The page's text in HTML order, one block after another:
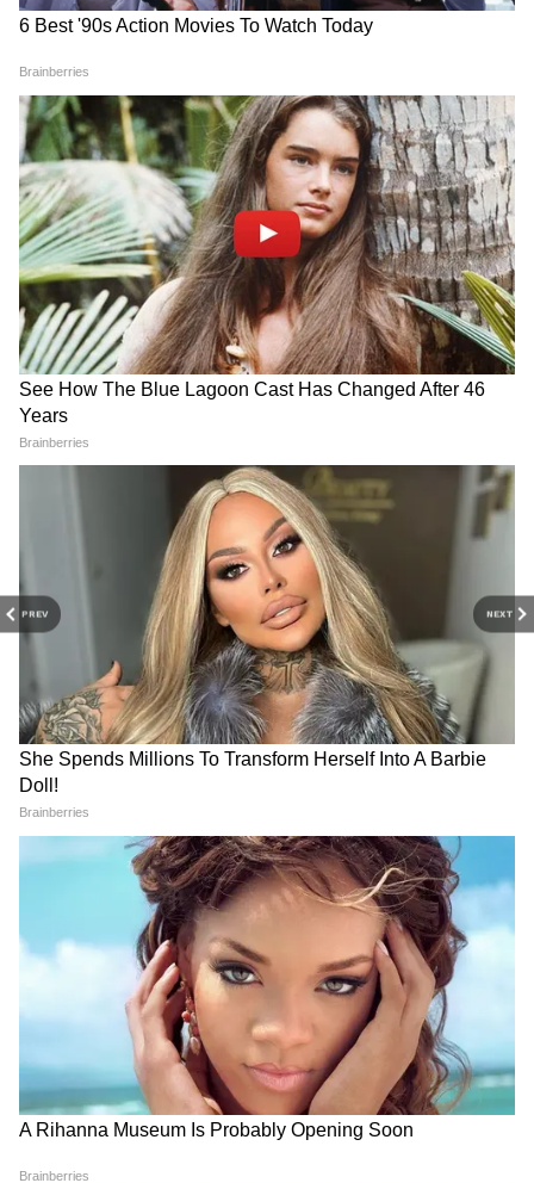
PREV NEXT
ভারতে মোট কালেকশন- ৫.১৫ কোটি
স্টার কাস্ট- বীর দাস, আমির খান, মোনা সিং,
ইমরান খান
Image Credit :Instagram
ছবি- দ্য রাজা সাব
ভাষা- তেলুগু